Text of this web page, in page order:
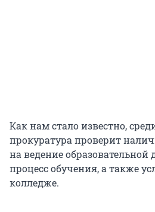
Как нам стало известно,
прокуратура проверит
на ведение образовательной
процесс обучения, а также
колледже.